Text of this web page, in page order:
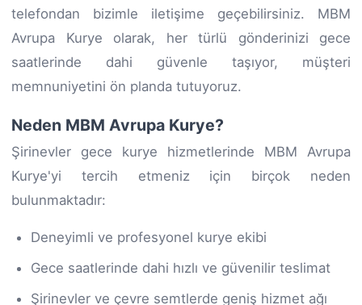
telefondan bizimle iletişime geçebilirsiniz. MBM
Avrupa Kurye olarak, her türlü gönderinizi gece
saatlerinde dahi güvenle taşıyor, müşteri
memnuniyetini ön planda tutuyoruz.
Neden MBM Avrupa Kurye?
Şirinevler gece kurye hizmetlerinde MBM Avrupa
Kurye'yi tercih etmeniz için birçok neden
bulunmaktadır:
Deneyimli ve profesyonel kurye ekibi
Gece saatlerinde dahi hızlı ve güvenilir teslimat
Şirinevler ve çevre semtlerde geniş hizmet ağı